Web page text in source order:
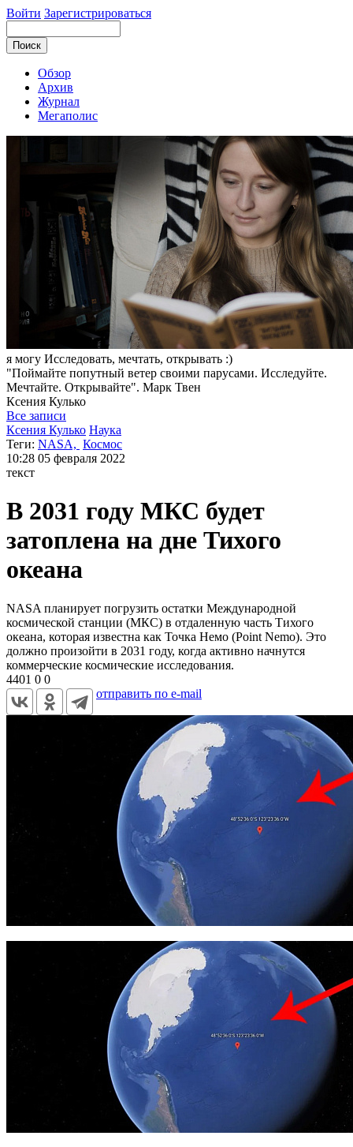
Войти Зарегистрироваться
Обзор
Архив
Журнал
Мегаполис
я могу Исследовать, мечтать, открывать :)
"Поймайте попутный ветер своими парусами. Исследуйте.
Мечтайте. Открывайте". Марк Твен
Ксения Кулько
Все записи
Ксения Кулько Наука
Теги: NASA, Космос
10:28 05 февраля 2022
текст
В 2031 году МКС будет
затоплена на дне Тихого
океана
NASA планирует погрузить остатки Международной
космической станции (МКС) в отдаленную часть Тихого
океана, которая известна как Точка Немо (Point Nemo). Это
должно произойти в 2031 году, когда активно начнутся
коммерческие космические исследования.
4401 0 0
отправить по e-mail